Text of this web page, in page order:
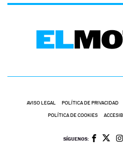
AVISO LEGAL POLÍTICA DE PRIVACIDAD
POLÍTICA DE COOKIES
SÍGUENOS: